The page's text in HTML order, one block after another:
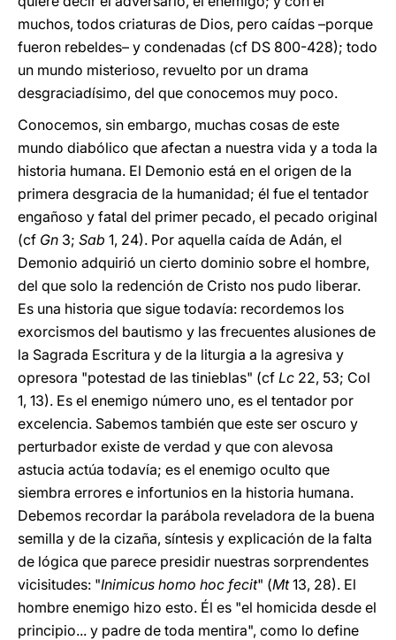
muchos, todos criaturas de Dios, pero caídas –porque
fueron rebeldes– y condenadas (cf DS 800-428); todo
un mundo misterioso, revuelto por un drama
desgraciadísimo, del que conocemos muy poco.
Conocemos, sin embargo, muchas cosas de este
mundo diabólico que afectan a nuestra vida y a toda la
historia humana. El Demonio está en el origen de la
primera desgracia de la humanidad; él fue el tentador
engañoso y fatal del primer pecado, el pecado original
(cf Gn 3; Sab 1, 24). Por aquella caída de Adán, el
Demonio adquirió un cierto dominio sobre el hombre,
del que solo la redención de Cristo nos pudo liberar.
Es una historia que sigue todavía: recordemos los
exorcismos del bautismo y las frecuentes alusiones de
la Sagrada Escritura y de la liturgia a la agresiva y
opresora "potestad de las tinieblas" (cf Lc 22, 53; Col
1, 13). Es el enemigo número uno, es el tentador por
excelencia. Sabemos también que este ser oscuro y
perturbador existe de verdad y que con alevosa
astucia actúa todavía; es el enemigo oculto que
siembra errores e infortunios en la historia humana.
Debemos recordar la parábola reveladora de la buena
semilla y de la cizaña, síntesis y explicación de la falta
de lógica que parece presidir nuestras sorprendentes
vicisitudes: "Inimicus homo hoc fecit" (Mt13, 28). El
hombre enemigo hizo esto. Él es "el homicida desde el
principio... y padre de toda mentira", como lo define